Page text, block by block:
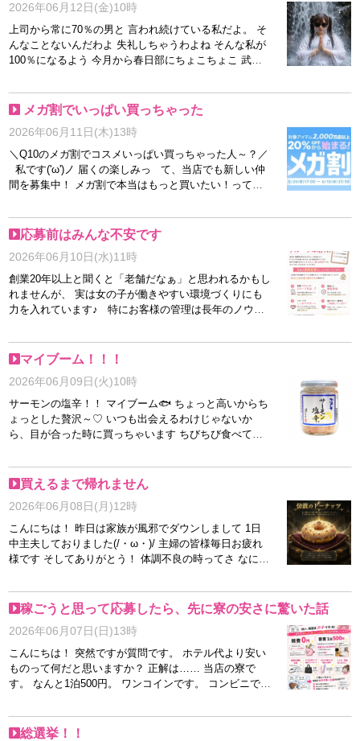
ちょっぴりお高い…(;´･ω･) だからネイル代の足しに来
てくださいーー！ もれなくスタッフがかわいいチェッ
2026年06月12日(金)10時
上司から常に70％の男と 言われ続けている私だよ。 そ
んなことないんだわよ 失礼しちゃうわよね そんな私が
100％になるよう 今月から春日部にちょこちょこ 武者
し 涙出そうですが 頑張ってますよ！ 70％で！ 嘘！
嘘！！(笑) 他店に行って思うのです 越谷店良いお店だ
皆様のお力が必要です！ ストレスフリーで お仕事した
い方はぜひ お気軽にお問合せください！！！！ あでゅ
ー
メガ割でいっぱい買っちゃった
2026年06月11日(木)13時
＼Q10のメガ割でコスメいっぱい買っちゃった人～？／
間を募集中！ メガ割で本当はもっと買いたい！って思
ったらな～」なんて思うことありませんか？✨ 当店な
ら、短時間でもしっかり稼げるので美容代や推し活代、
たくさん在籍しているので、まずはお話だけでも大歓迎
です😊 気になることや不安なことは何でもご相談くだ
さいね💕 ご応募・お問い合わせお待ちしております♪
応募前はみんな不安です
2026年06月10日(水)11時
創業20年以上と聞くと「老舗だなぁ」と思われるかもし
れませんが、 実は女の子が働きやすい環境づくりにも
力を入れています♪ 特にお客様の管理は長年のノウハ
あるからこそ、長く在籍してくれる女の子もたくさんい
ます♪ お店探し中の方は、ぜひそんな部分もチェックし
マイブーム！！！
2026年06月09日(火)10時
サーモンの塩辛！！ マイブーム🐟 ちょっと高いからち
ょっとした贅沢～♡ いつも出会えるわけじゃないか
ら、目が合った時に買っちゃいます ちびちび食べてる
モンの塩辛1500円 寮費500円 雑費0円 お仕事バック代0
円 やだ！ 余計な出費なしで稼げちゃう！
買えるまで帰れません
2026年06月08日(月)12時
こんにちは！ 昨日は家族が風邪でダウンしまして 1日
中主夫しておりました(/・ω・)/ 主婦の皆様毎日お疲れ
様です そしてありがとう！ 体調不良の時ってさ なにた
とか お願いすると それが出てくる じゃん？ 今回 某ド
ーナッツ屋さんの 〇〇ちゅりん と、願われまして い
むずくないかい？ と思いながら 行きましたよ、、、 結
果。 ねーわ！！ 3件で諦めました！ でも、でも、 7月
に予約できたので レポ書きますね！ またねー(/・ω・)/
稼ごうと思って応募したら、先に寮の安さに驚いた話
2026年06月07日(日)13時
こんにちは！ 突然ですが質問です。 ホテル代より安い
ものって何だと思いますか？ 正解は…… 当店の寮で
す。 なんと1泊500円。 ワンコインです。 コンビニで飲
最初は 「それ本当に大丈夫？」 と思いました。 大丈夫
でした。 しかも個室です。 相部屋で知らない人のいび
総選挙！！